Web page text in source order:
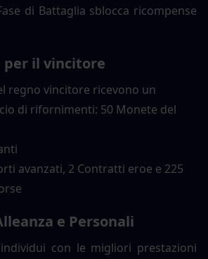
di Battaglia sblocca ricompense
per il vincitore
regno vincitore ricevono un
di rifornimenti: 50 Monete del
avanzati, 2 Contratti eroe e 225
e Personali
con le migliori prestazioni